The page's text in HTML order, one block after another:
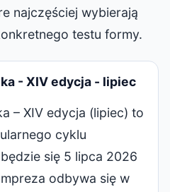
najczęściej wybierają
testu formy.
- XIV edycja - lipiec
– XIV edycja (lipiec) to
cyklu
się 5 lipca 2026
odbywa się w